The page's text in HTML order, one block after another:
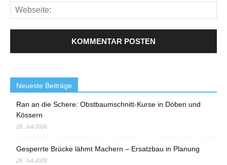
Neueste Beiträge
Ran an die Schere: Obstbaumschnitt-Kurse in Döben und
Kössern
28. Juli 2026
Gesperrte Brücke lähmt Machern – Ersatzbau in Planung
28. Juli 2026